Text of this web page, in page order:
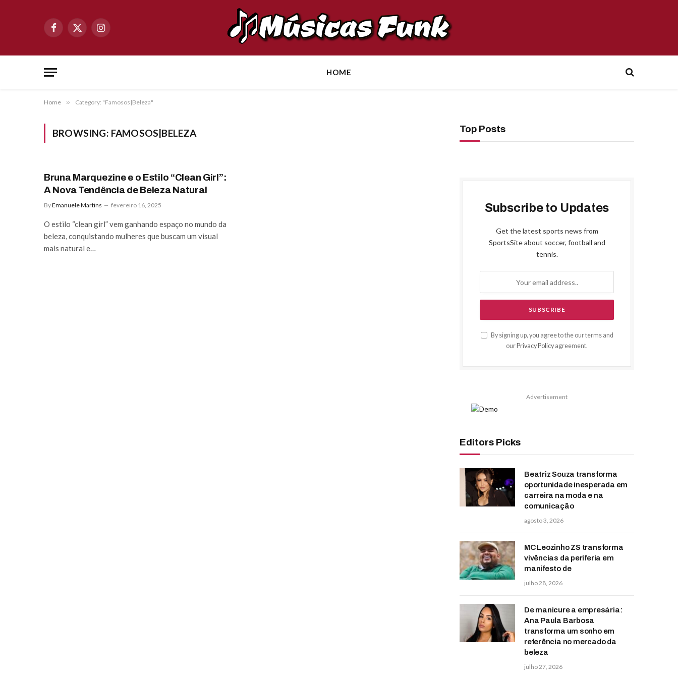
Facebook
X
Instagram
HOME
Home » Category: "Famosos|Beleza"
BROWSING: FAMOSOS|BELEZA
Bruna Marquezine e o Estilo “Clean Girl”:
A Nova Tendência de Beleza Natural
ByEmanuele Martins fevereiro 16, 2025
O estilo “clean girl” vem ganhando espaço no mundo da
beleza, conquistando mulheres que buscam um visual
mais natural e…
Top Posts
Subscribe to Updates
Get the latest sports news from
SportsSite about soccer, football and
tennis.
By signing up, you agree to the our terms and
our Privacy Policy agreement.
Advertisement
Editors Picks
Beatriz Souza transforma
oportunidade inesperada em
carreira na moda e na
comunicação
agosto 3, 2026
MC Leozinho ZS transforma
vivências da periferia em
manifesto de
julho 28, 2026
De manicure a empresária:
Ana Paula Barbosa
transforma um sonho em
referência no mercado da
beleza
julho 27, 2026